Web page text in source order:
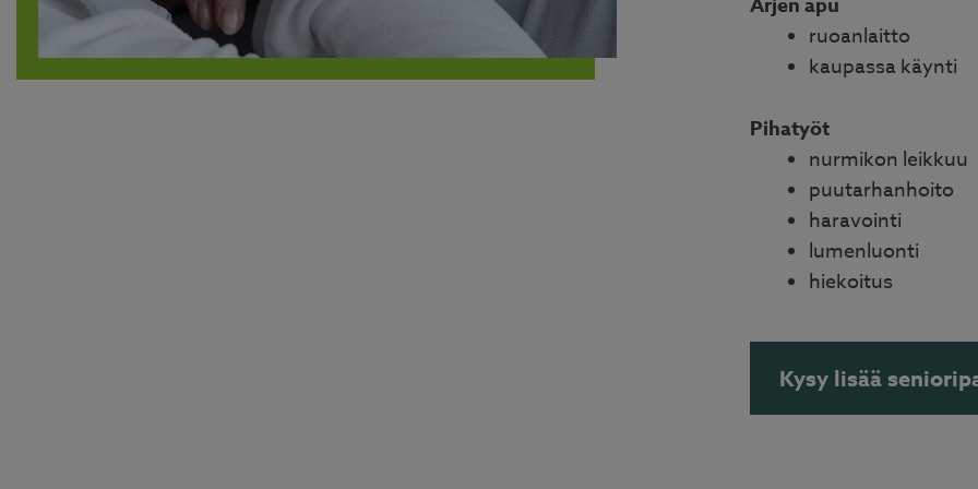
ruoanlaitto
kaupassa käynti
Pihatyöt
nurmikon leikkuu
puutarhanhoito
haravointi
lumenluonti
hiekoitus
Kysy lisää